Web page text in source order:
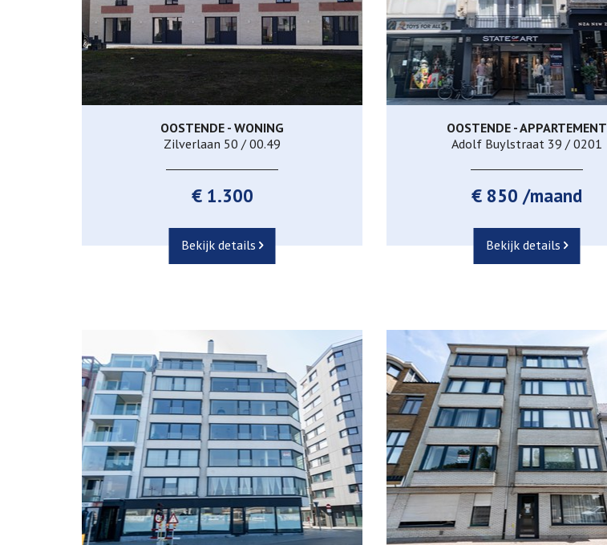
206 m² 3
OOSTENDE - WONING
Zilverlaan 50 / 00.49
€ 1.300
Bekijk details
2 1
OOSTENDE - APPARTEMENT
Adolf Buylstraat 39 / 0201
€ 850 /maand
Bekijk details